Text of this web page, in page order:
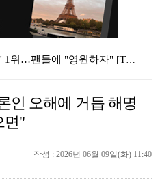
누에라, '뮤직뱅크' 1위…팬들에 "영원하자" [TV캡…
폭발까지 5분…안보현·정은채, 목숨 건 사투 시작(재벌…
서장훈 감독 "내 능력 부족" 자책하게 만든 펜타곤과의…
인 오해에 거듭 해명
면"
작성 : 2026년 06월 09일(화) 11:40